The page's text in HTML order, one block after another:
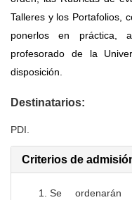
Talleres y los Portafolios,
ponerlos en práctica,
profesorado de la
disposición.
Destinatarios:
PDI.
Criterios de
Se ordenarán